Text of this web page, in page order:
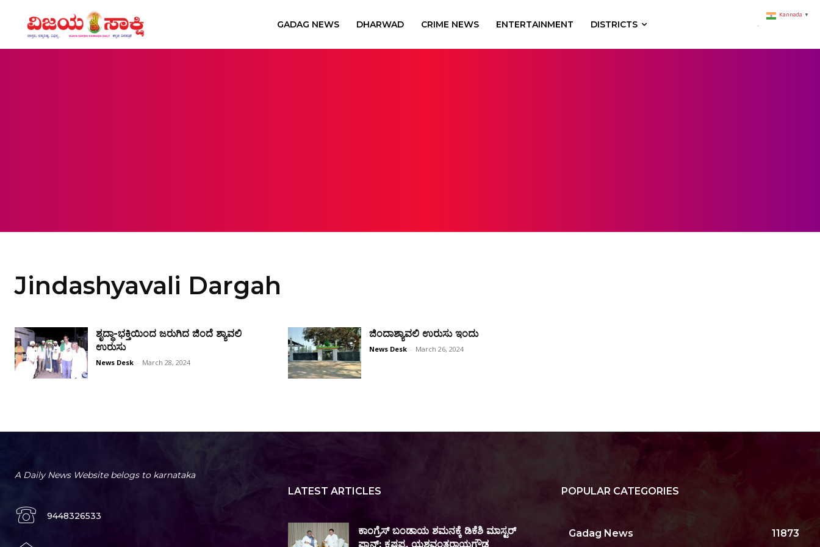
GADAG NEWS DHARWAD CRIME NEWS ENTERTAINMENT DISTRICTS
Jindashyavali Dargah
ಶೃದ್ಧಾ-ಭಕ್ತಿಯಿಂದ ಜರುಗಿದ ಜಿಂದೆ ಶ್ಯಾವಲಿ
ಉರುಸು
News Desk - March 28, 2024
ಜಿಂದಾಶ್ಯಾವಲಿ ಉರುಸು ಇಂದು
News Desk - March 26, 2024
A Daily News Website belogs to karnataka
9448326533
LATEST ARTICLES
ಕಾಂಗ್ರೆಸ್ ಬಂಡಾಯ ಶಮನಕ್ಕೆ ಡಿಕೆಶಿ ಮಾಸ್ಟರ್
ಪ್ಲಾನ್; ಕೃಷ್ಣಪ್ಪ, ಯಶವಂತರಾಯಗೌಡ
POPULAR CATEGORIES
Gadag News 11873
Kannada ▼